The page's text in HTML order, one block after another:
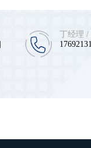
丁经理 /